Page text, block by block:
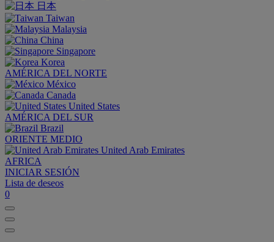
日本
Taiwan
Malaysia
China
Singapore
Korea
AMÉRICA DEL NORTE
México
Canada
United States
AMÉRICA DEL SUR
Brazil
ORIENTE MEDIO
United Arab Emirates
AFRICA
INICIAR SESIÓN
Lista de deseos
0